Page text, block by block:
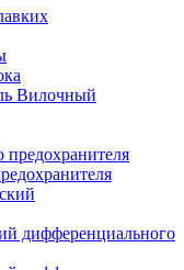
Вилочный
дифференциального